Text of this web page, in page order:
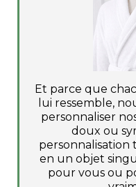
Et parce que
lui ressemble,
personnaliser
doux ou
personnalisation
en un objet
pour vous ou